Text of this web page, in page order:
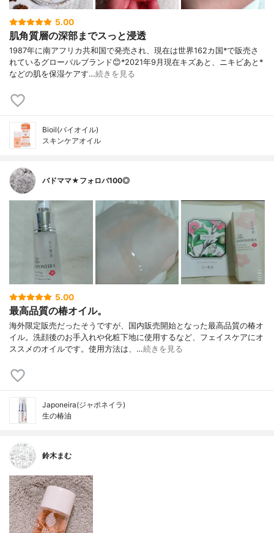
5.00
肌角質層の深部までスっと浸透
1987年に南アフリカ共和国で発売され、現在は世界162カ国*で販売さ
れているグローバルブランド😊*2021年9月現在キズあと、ニキビあと*
などの肌を保湿ケアす…続きを見る
Bioil(バイオイル)
スキンケアオイル
バドママ★フォロバ100◎
5.00
最高品質の椿オイル。
海外限定販売だったそうですが、国内販売開始となった最高品質の椿オ
イル。洗顔後のお手入れや化粧下地に使用するなど、フェイスケアにオ
ススメのオイルです。使用方法は、…続きを見る
Japoneira(ジャポネイラ)
生の椿油
鈴木まむ